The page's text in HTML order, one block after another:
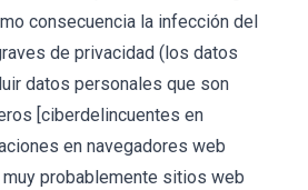
consecuencia la infección del
de privacidad (los datos
datos personales que son
[ciberdelincuentes en
en navegadores web
probablemente sitios web